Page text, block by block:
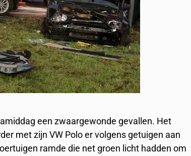
een zwaargewonde gevallen. Het
met zijn VW Polo er volgens getuigen aan
ramde die net groen licht hadden om